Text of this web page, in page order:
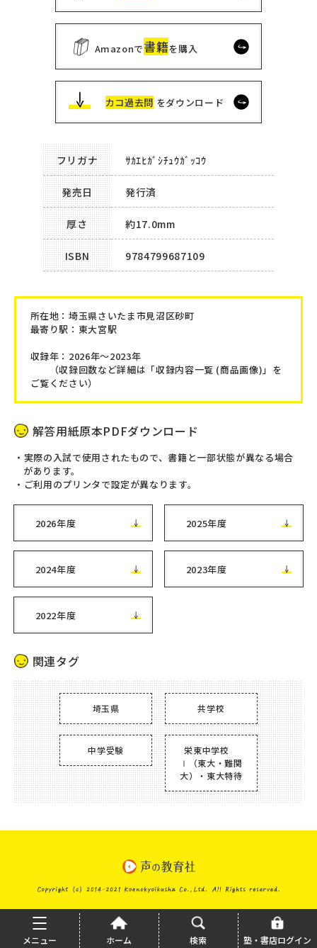
Amazonで書籍を購入
カコ過去問 をダウンロード
フリガナ ｻｶｴﾋｶﾞｼﾁｭｳｶﾞｯｺｳ
発売日 発行済
厚さ 約17.0mm
ISBN 9784799687109
所在地：埼玉県さいたま市見沼区砂町
最寄り駅：東大宮駅
収録年：2026年～2023年
（収録回数など詳細は「収録内容一覧 (商品画像)」を
ご覧ください）
解答用紙原本PDFダウンロード
実際の入試で使用されたもので、書籍と一部状態が異なる場合
があります。
ご利用のプリンタで設定が異なります。
2026年度 2025年度
2024年度 2023年度
2022年度
関連タグ
埼玉県 共学校
中学受験
栄東中学校
Ⅰ（東大・難関
大）・東大特待
メニュー ホーム 検索 塾・書店ログイン